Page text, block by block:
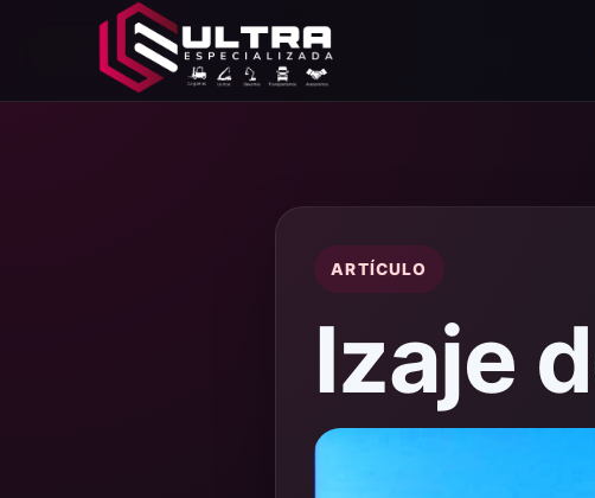
Ultra Especializada
ARTÍCULO
Izaje